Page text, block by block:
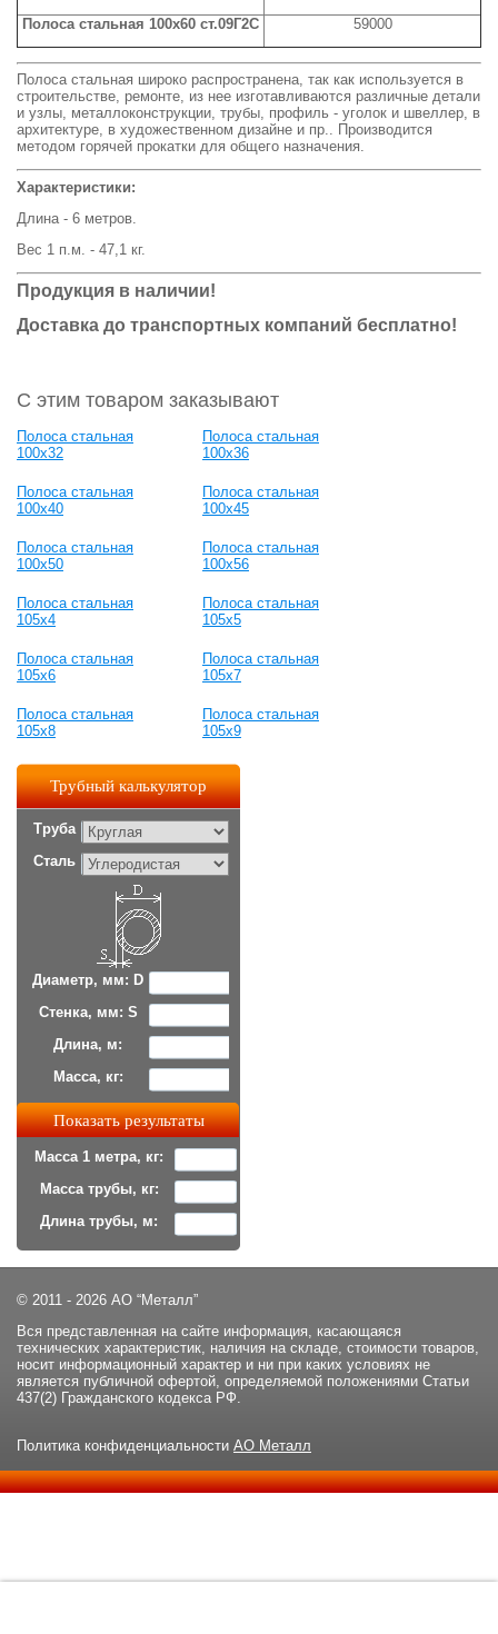
Полоса стальная 100x60 ст.09Г2С
59000
Полоса стальная широко распространена, так как используется в
строительстве, ремонте, из нее изготавливаются различные детали
и узлы, металлоконструкции, трубы, профиль - уголок и швеллер, в
архитектуре, в художественном дизайне и пр.. Производится
методом горячей прокатки для общего назначения.
Характеристики:
Длина - 6 метров.
Вес 1 п.м. - 47,1 кг.
Продукция в наличии!
Доставка до транспортных компаний бесплатно!
С этим товаром заказывают
Полоса стальная
100x32
Полоса стальная
100x36
Полоса стальная
100x40
Полоса стальная
100x45
Полоса стальная
100x50
Полоса стальная
100x56
Полоса стальная
105x4
Полоса стальная
105x5
Полоса стальная
105x6
Полоса стальная
105x7
Полоса стальная
105x8
Полоса стальная
105x9
Трубный калькулятор
Труба
Сталь
Диаметр, мм: D
Стенка, мм: S
Длина, м:
Масса, кг:
Масса 1 метра, кг:
Масса трубы, кг:
Длина трубы, м:
© 2011 - 2026 АО “Металл”
Вся представленная на сайте информация, касающаяся
технических характеристик, наличия на складе, стоимости товаров,
носит информационный характер и ни при каких условиях не
является публичной офертой, определяемой положениями Статьи
437(2) Гражданского кодекса РФ.
Политика конфиденциальности АО Металл